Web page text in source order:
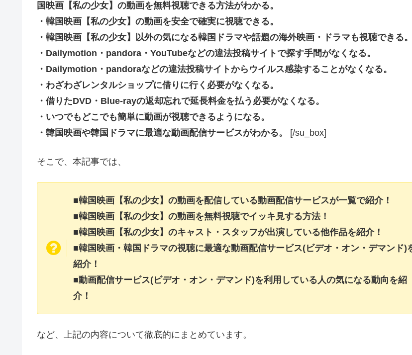
国映画【私の少女】の動画を無料視聴できる方法がわかる。
・韓国映画【私の少女】の動画を安全で確実に視聴できる。
・韓国映画【私の少女】以外の気になる韓国ドラマや話題の海外映画・ドラマも視聴できる。
・Dailymotion・pandora・YouTubeなどの違法投稿サイトで探す手間がなくなる。
・Dailymotion・pandoraなどの違法投稿サイトからウイルス感染することがなくなる。
・わざわざレンタルショップに借りに行く必要がなくなる。
・借りたDVD・Blue-rayの返却忘れで延長料金を払う必要がなくなる。
・いつでもどこでも簡単に動画が視聴できるようになる。
・韓国映画や韓国ドラマに最適な動画配信サービスがわかる。
[/su_box]
そこで、本記事では、
■韓国映画【私の少女】の動画を配信している動画配信サービスが一覧で紹介！
■韓国映画【私の少女】の動画を無料視聴でイッキ見する方法！
■韓国映画【私の少女】のキャスト・スタッフが出演している他作品を紹介！
■韓国映画・韓国ドラマの視聴に最適な動画配信サービス(ビデオ・オン・デマンド)
紹介！
■動画配信サービス(ビデオ・オン・デマンド)を利用している人の気になる動向を紹
介！
など、上記の内容について徹底的にまとめています。